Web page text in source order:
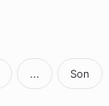
... Son